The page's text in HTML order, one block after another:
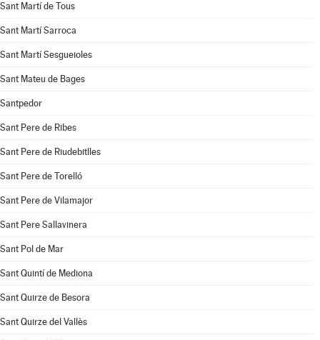
Sant Martí de Tous
Sant Martí Sarroca
Sant Martí Sesgueioles
Sant Mateu de Bages
Santpedor
Sant Pere de Ribes
Sant Pere de Riudebitlles
Sant Pere de Torelló
Sant Pere de Vilamajor
Sant Pere Sallavinera
Sant Pol de Mar
Sant Quintí de Mediona
Sant Quirze de Besora
Sant Quirze del Vallès